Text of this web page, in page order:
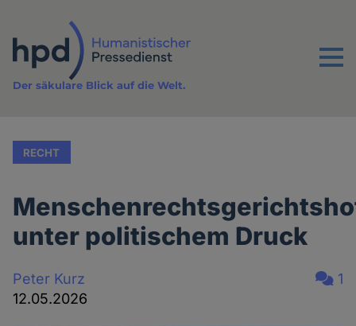
Inhalt
Menu
Der säkulare Blick auf die Welt.
RECHT
unter politischem Druck
Peter Kurz
12.05.2026
1